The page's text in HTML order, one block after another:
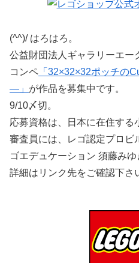
(^^)/ はろはろ。
公益財団法人ギャラリーエー
コンペ 「32×32×32ポッチの
—」 が作品を募集中です。
9/10〆切。
応募資格は、日本に在住する
審査員には、レゴ認定プロビ
ゴエデュケーション 須藤みゆ
詳細はリンク先をご確認下さ